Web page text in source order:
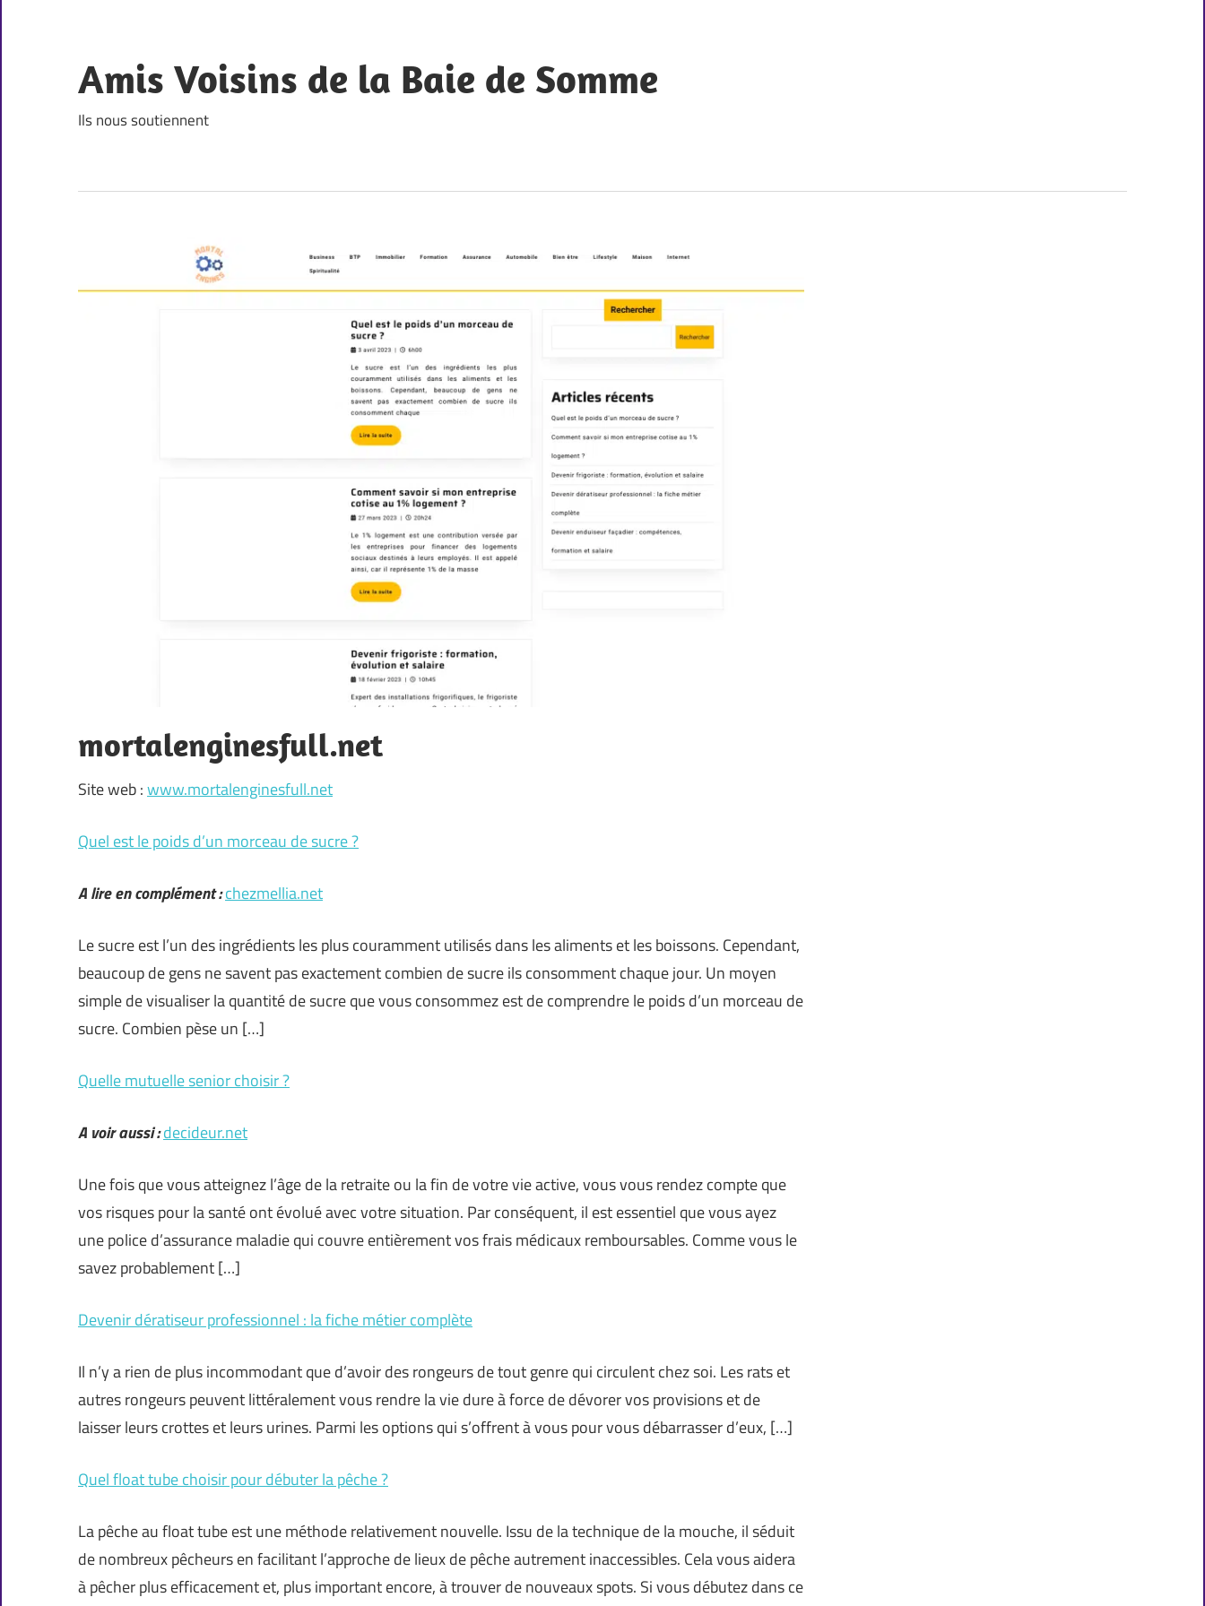
content
Amis Voisins de la Baie de Somme
Ils nous soutiennent
mortalenginesfull.net
Site web :www.mortalenginesfull.net
Quel est le poids d’un morceau de sucre ?
A lire en complément :chezmellia.net
Le sucre est l’un des ingrédients les plus couramment utilisés dans les aliments et les boissons. Cependant,
beaucoup de gens ne savent pas exactement combien de sucre ils consomment chaque jour. Un moyen
simple de visualiser la quantité de sucre que vous consommez est de comprendre le poids d’un morceau de
sucre. Combien pèse un […]
Quelle mutuelle senior choisir ?
A voir aussi :decideur.net
Une fois que vous atteignez l’âge de la retraite ou la fin de votre vie active, vous vous rendez compte que
vos risques pour la santé ont évolué avec votre situation. Par conséquent, il est essentiel que vous ayez
une police d’assurance maladie qui couvre entièrement vos frais médicaux remboursables. Comme vous le
savez probablement […]
Devenir dératiseur professionnel : la fiche métier complète
Il n’y a rien de plus incommodant que d’avoir des rongeurs de tout genre qui circulent chez soi. Les rats et
autres rongeurs peuvent littéralement vous rendre la vie dure à force de dévorer vos provisions et de
laisser leurs crottes et leurs urines. Parmi les options qui s’offrent à vous pour vous débarrasser d’eux, […]
Quel float tube choisir pour débuter la pêche ?
La pêche au float tube est une méthode relativement nouvelle. Issu de la technique de la mouche, il séduit
de nombreux pêcheurs en facilitant l’approche de lieux de pêche autrement inaccessibles. Cela vous aidera
à pêcher plus efficacement et, plus important encore, à trouver de nouveaux spots. Si vous débutez dans ce